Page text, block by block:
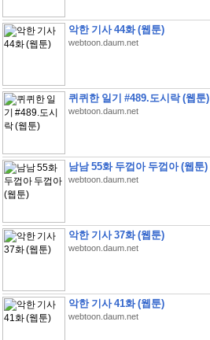
악한 기사 44화 (웹툰)
webtoon.daum.net
퀴퀴한 일기 #489.도시락 (웹툰)
webtoon.daum.net
남남 55화 두껍아 두껍아 (웹툰)
webtoon.daum.net
악한 기사 37화 (웹툰)
webtoon.daum.net
악한 기사 41화 (웹툰)
webtoon.daum.net